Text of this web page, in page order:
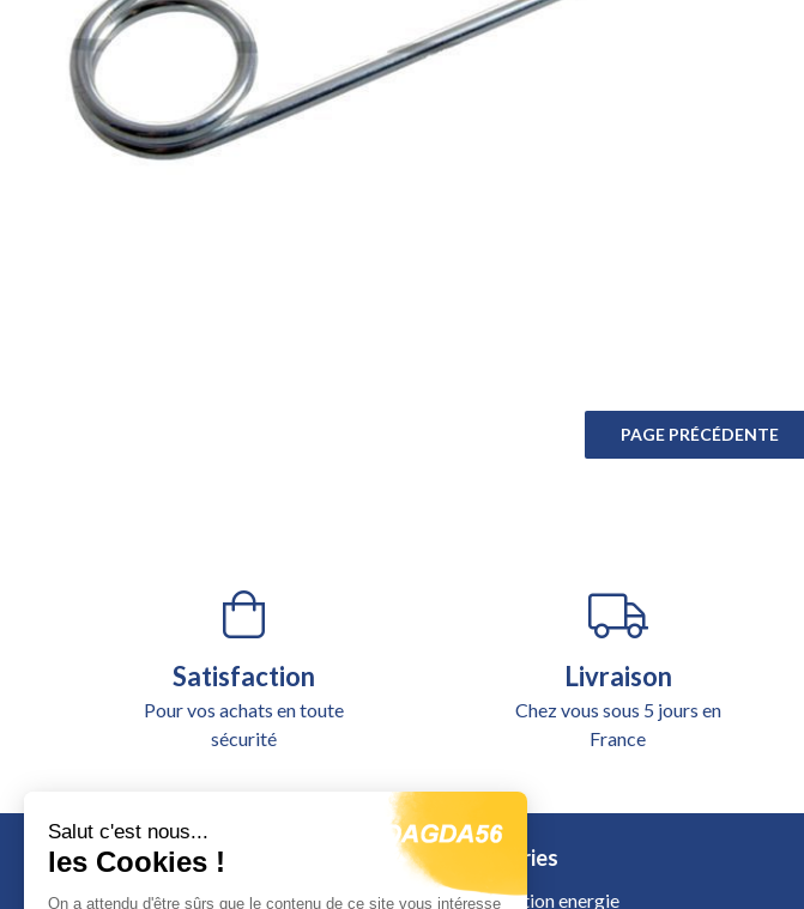
Satisfaction
Pour vos achats en toute
sécurité
Livraison
Chez vous sous 5 jours en
France
Catégories
Alimentation energie
Salut c'est nous...
les Cookies !
On a attendu d'être sûrs que le contenu de ce site vous intéresse